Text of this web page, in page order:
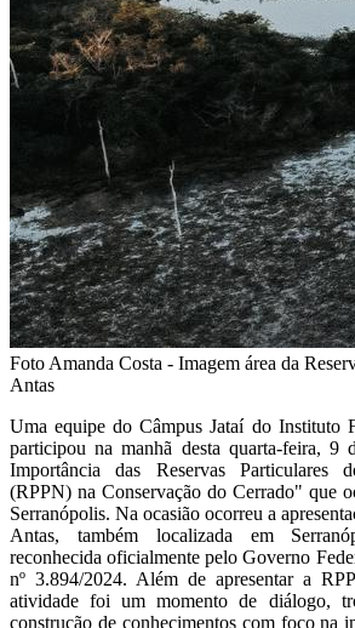
Foto Amanda Costa - Imagem área da
Antas
Uma equipe do Câmpus Jataí do Instituto
participou na manhã desta quarta-feira,
Importância das Reservas Particulares
(RPPN) na Conservação do Cerrado" que
Serranópolis. Na ocasião ocorreu a
Antas, também localizada em
reconhecida oficialmente pelo Governo
nº 3.894/2024. Além de apresentar a
atividade foi um momento de diálogo,
construção de conhecimentos com foco na